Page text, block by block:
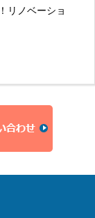
リノベーショ